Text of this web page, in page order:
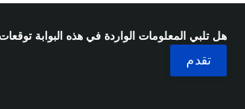
هل تلبي المعلومات الواردة في هذه البوابة